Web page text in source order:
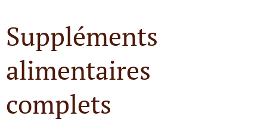
Suppléments
alimentaires
complets